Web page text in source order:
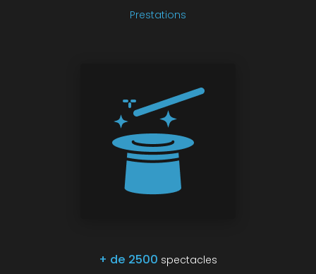
Prestations
+ de 2500 spectacles